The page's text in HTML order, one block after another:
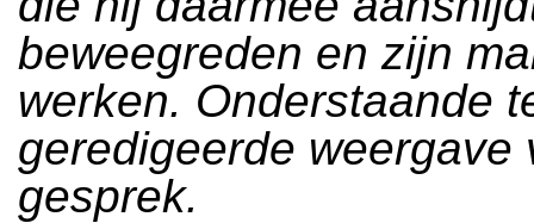
beweegreden en zijn
werken. Onderstaande
geredigeerde weergave
gesprek.